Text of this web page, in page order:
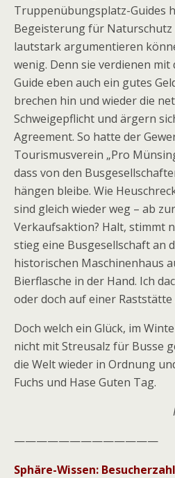
Truppenübungsplatz-Guides
Begeisterung für
lautstark argumentieren
wenig. Denn sie verdienen
Guide eben auch ein gutes
brechen hin und wieder die
Schweigepflicht und ärgern
Agreement. So hatte der
Tourismusverein „Pro
dass von den
hängen bleibe. Wie
sind gleich wieder weg – ab
Verkaufsaktion? Halt, stimmt
stieg eine Busgesellschaft an
historischen Maschinenhaus
Bierflasche in der Hand. Ich
oder doch auf einer
Doch welch ein Glück, im
nicht mit Streusalz für Busse
die Welt wieder in Ordnung
Fuchs und Hase Guten Tag.
—————————————
Sphäre-Wissen: